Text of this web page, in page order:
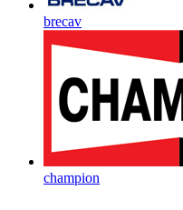
brecav
champion